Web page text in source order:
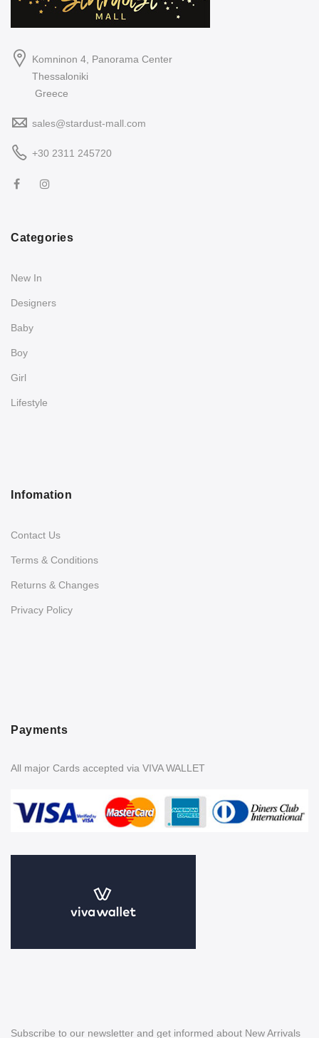
Komninon 4, Panorama Center
Thessaloniki
Greece
sales@stardust-mall.com
+30 2311 245720
Categories
New In
Designers
Baby
Boy
Girl
Lifestyle
Infomation
Contact Us
Terms & Conditions
Returns & Changes
Privacy Policy
Payments
All major Cards accepted via VIVA WALLET
Subscribe to our newsletter and get informed about New Arrivals